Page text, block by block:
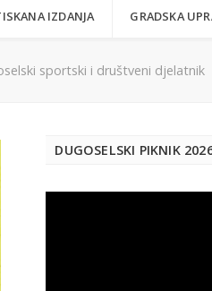
IZDANJA GRADSKA
sportski i društveni djelatnik
DUGOSELSKI PIKNIK